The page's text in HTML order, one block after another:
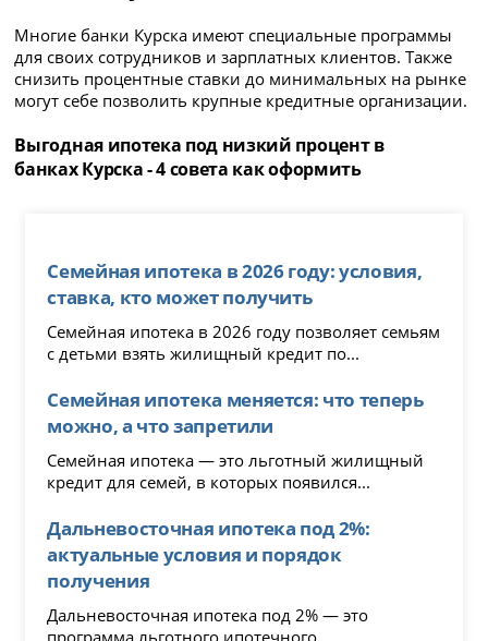
Многие банки Курска имеют специальные программы
для своих сотрудников и зарплатных клиентов. Также
снизить процентные ставки до минимальных на рынке
могут себе позволить крупные кредитные организации.
Выгодная ипотека под низкий процент в
банках Курска - 4 совета как оформить
Семейная ипотека в 2026 году: условия,
ставка, кто может получить
Семейная ипотека в 2026 году позволяет семьям
с детьми взять жилищный кредит по...
Семейная ипотека меняется: что теперь
можно, а что запретили
Семейная ипотека — это льготный жилищный
кредит для семей, в которых появился...
Дальневосточная ипотека под 2%:
актуальные условия и порядок
получения
Дальневосточная ипотека под 2% — это
программа льготного ипотечного...